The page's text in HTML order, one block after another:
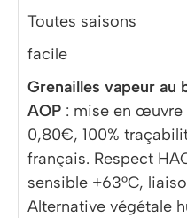
Toutes saisons
facile
Grenailles vapeur
AOP : mise en œuvre
0,80€, 100%
français. Respect
sensible +63°C,
Alternative végétale